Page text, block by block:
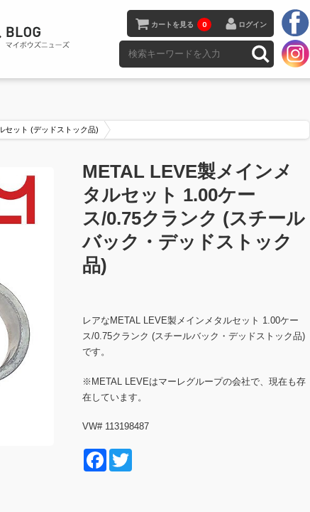
カートを見る 0 ログイン
セット (デッドストック品)
METAL LEVE製メインメ
タルセット 1.00ケー
ス/0.75クランク (スチール
バック・デッドストック
品)
レアなMETAL LEVE製メインメタルセット 1.00ケー
ス/0.75クランク (スチールバック・デッドストック品)
です。
※METAL LEVEはマーレグループの会社で、現在も存
在しています。
VW# 113198487
F